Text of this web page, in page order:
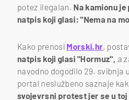
potez ilegalan. Na kamionu
natpis koji glasi: "Nema na
Kako prenosi Morski.hr,
natpis koji glasi "Hormuz", a
navodno dogodilo 29. svibnja
portal neslužbeno saznaje
svojevrsni protest jer se u